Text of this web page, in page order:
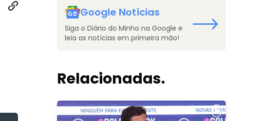
Google Notícias
Siga o Diário do Minho na Google e
leia as notícias em primeira mão!
Relacionadas.